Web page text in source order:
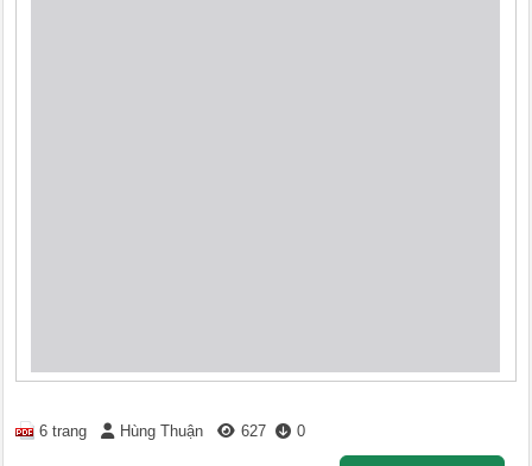
6 trang Hùng Thuận 627 0